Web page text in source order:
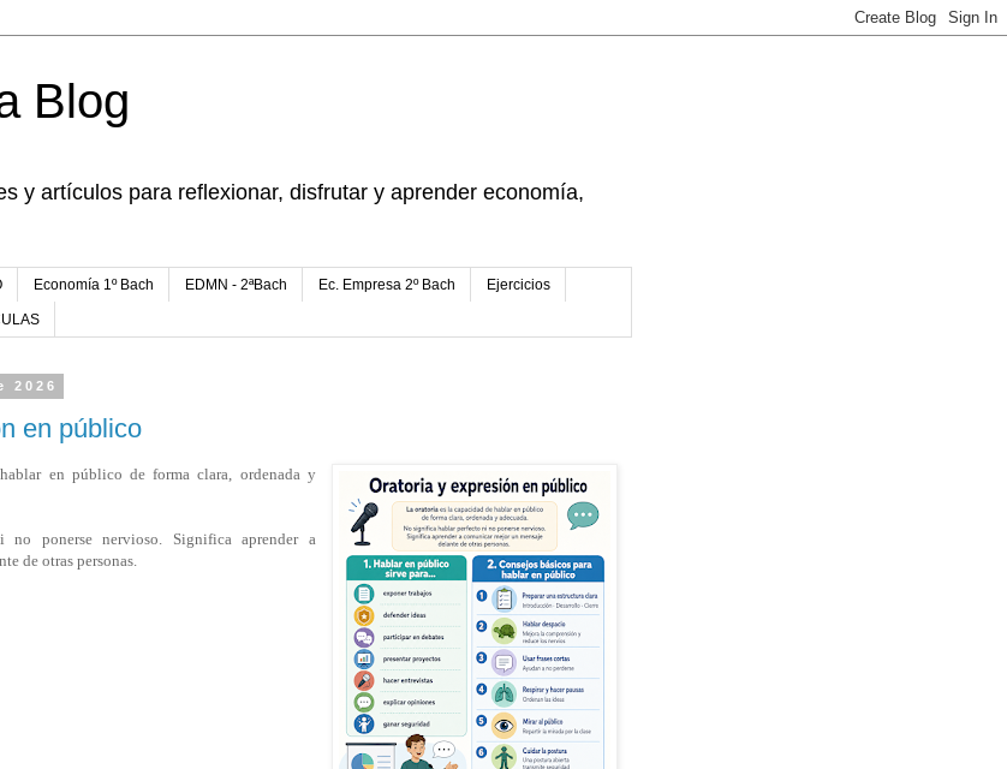
Blog
y artículos para reflexionar, disfrutar y aprender economía,
Economía 1º Bach EDMN - 2ªBach Ec. Empresa 2º Bach Ejercicios
2026
en público
en público de forma clara, ordenada y
ponerse nervioso. Significa aprender a
de otras personas.